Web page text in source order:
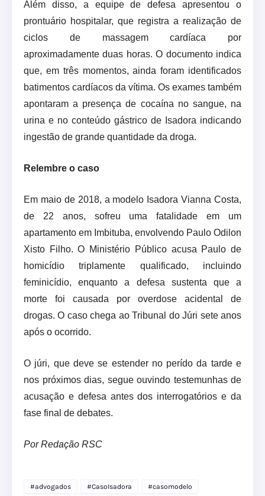
Além disso, a equipe de defesa apresentou o
prontuário hospitalar, que registra a realização de
ciclos de massagem cardíaca por
aproximadamente duas horas. O documento indica
que, em três momentos, ainda foram identificados
batimentos cardíacos da vítima. Os exames também
apontaram a presença de cocaína no sangue, na
urina e no conteúdo gástrico de Isadora indicando
ingestão de grande quantidade da droga.
Relembre o caso
Em maio de 2018, a modelo Isadora Vianna Costa,
de 22 anos, sofreu uma fatalidade em um
apartamento em Imbituba, envolvendo Paulo Odilon
Xisto Filho. O Ministério Público acusa Paulo de
homicídio triplamente qualificado, incluindo
feminicídio, enquanto a defesa sustenta que a
morte foi causada por overdose acidental de
drogas. O caso chega ao Tribunal do Júri sete anos
após o ocorrido.
O júri, que deve se estender no perído da tarde e
nos próximos dias, segue ouvindo testemunhas de
acusação e defesa antes dos interrogatórios e da
fase final de debates.
Por Redação RSC
#advogados #CasoIsadora
#casomodelo